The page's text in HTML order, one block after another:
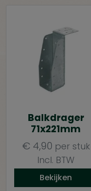
Balkdrager
71x221mm
€ 4,90 per stuk
Incl. BTW
Bekijken